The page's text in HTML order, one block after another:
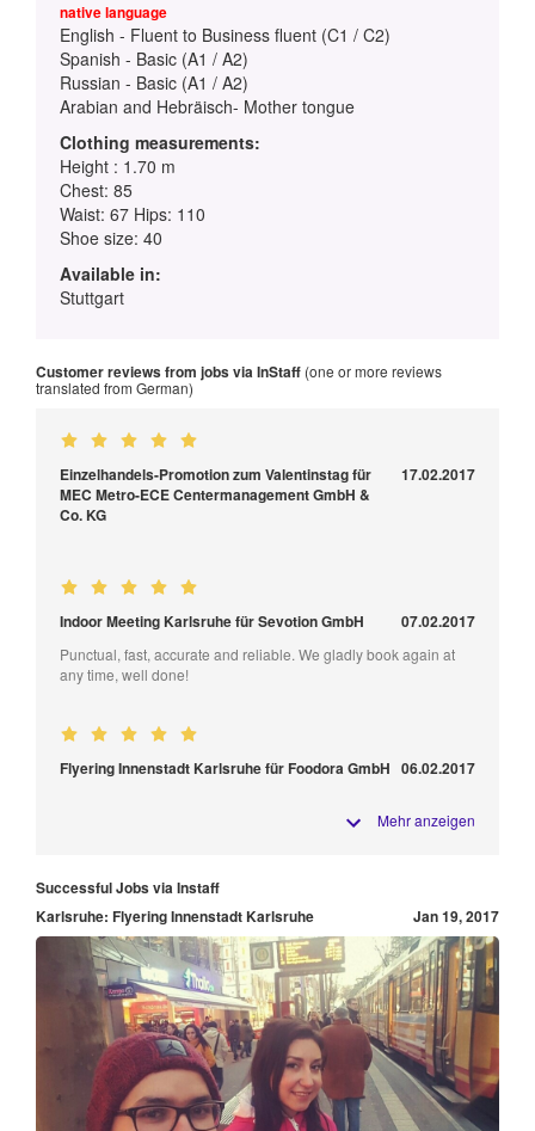
native language
English - Fluent to Business fluent (C1 / C2)
Spanish - Basic (A1 / A2)
Russian - Basic (A1 / A2)
Arabian and Hebräisch- Mother tongue
Clothing measurements:
Height : 1.70 m
Chest: 85
Waist: 67 Hips: 110
Shoe size: 40
Available in:
Stuttgart
Customer reviews from jobs via InStaff (one or more reviews
translated from German)
Einzelhandels-Promotion zum Valentinstag für
MEC Metro-ECE Centermanagement GmbH &
Co. KG
17.02.2017
Indoor Meeting Karlsruhe für Sevotion GmbH 07.02.2017
Punctual, fast, accurate and reliable. We gladly book again at
any time, well done!
Flyering Innenstadt Karlsruhe für Foodora GmbH 06.02.2017
Mehr anzeigen
Successful Jobs via Instaff
Karlsruhe: Flyering Innenstadt Karlsruhe
Jan 19, 2017